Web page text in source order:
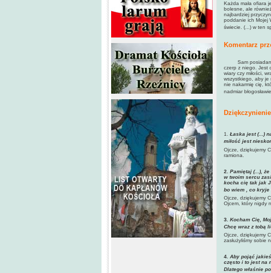
Każda mała ofiara
bolesne, ale
najbardziej
poddanie ich Mojej
świecie. (...) w ten
Komentarz
Sam posiadam
czerp z niego. Jest
wiary czy miłości,
wszystkiego, aby je
nie nakarmię cię,
nadmiar
1. Łaska jest (...)
miłość jest
Ojcze, dziękujemy
ramiona.
2. Pamiętaj (...),
w twoim sercu
kocha cię tak jak
bo wiem , co
Ojcze, dziękujemy
Ojcem, który nigdy
3 . Kocham Cię,
Chcę wraz z tobą
Ojcze, dziękujemy
zasłużyliśmy sobie
4. Aby pojąć
często i to jest na
Dlatego właśnie